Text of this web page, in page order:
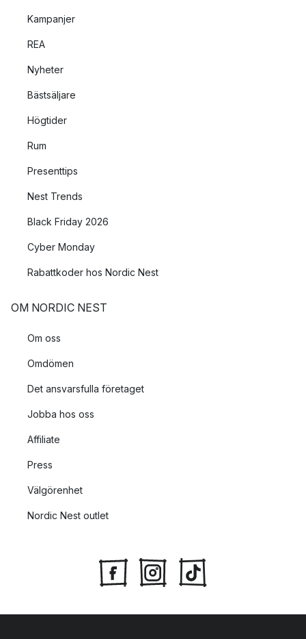
Kampanjer
REA
Nyheter
Bästsäljare
Högtider
Rum
Presenttips
Nest Trends
Black Friday 2026
Cyber Monday
Rabattkoder hos Nordic Nest
OM NORDIC NEST
Om oss
Omdömen
Det ansvarsfulla företaget
Jobba hos oss
Affiliate
Press
Välgörenhet
Nordic Nest outlet